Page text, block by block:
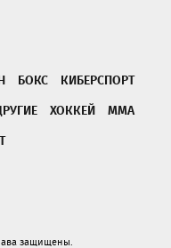
БОКС
КИБЕРСПОРТ
ХОККЕЙ
ММА
защищены.